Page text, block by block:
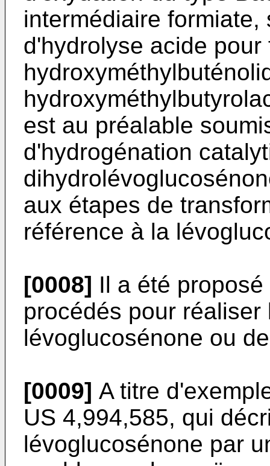
intermédiaire
d'hydrolyse acide pour
est au préalable
d'hydrogénation
aux étapes de
référence à la
[0008] Il a été
procédés pour
lévoglucosénone ou
[0009] A titre
US 4,994,585, qui
lévoglucosénone par